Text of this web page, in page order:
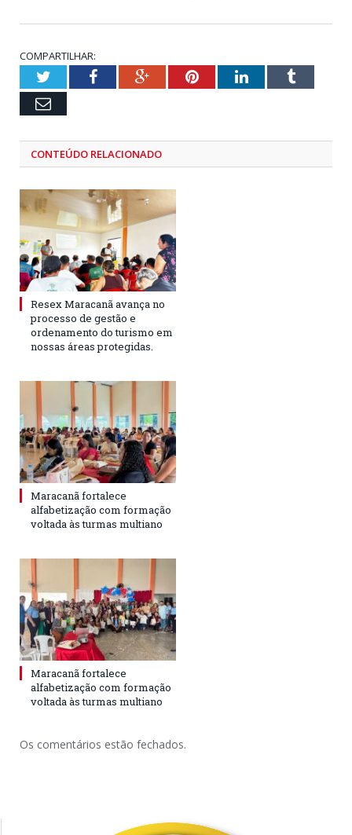
COMPARTILHAR:
TwitterFacebookGoogle+PinterestLinkedInTumblr
Email
CONTEÚDO RELACIONADO
Resex Maracanã avança no
processo de gestão e
ordenamento do turismo em
nossas áreas protegidas.
Maracanã fortalece
alfabetização com formação
voltada às turmas multiano
Maracanã fortalece
alfabetização com formação
voltada às turmas multiano
Os comentários estão fechados.